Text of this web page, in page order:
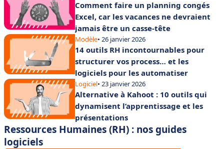
Comment faire un planning congés
Excel, car les vacances ne devraient
jamais être un casse-tête
Modèle• 26 janvier 2026
14 outils RH incontournables pour
structurer vos process… et les
logiciels pour les automatiser
Logiciel• 23 janvier 2026
Alternative à Kahoot : 10 outils qui
dynamisent l’apprentissage et les
présentations
Ressources Humaines (RH) : nos guides
logiciels